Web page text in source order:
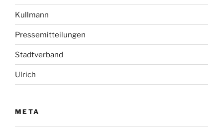
Kullmann
Pressemitteilungen
Stadtverband
Ulrich
META